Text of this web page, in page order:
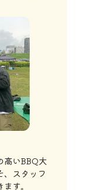
高いBBQ大
、スタッフ
す。